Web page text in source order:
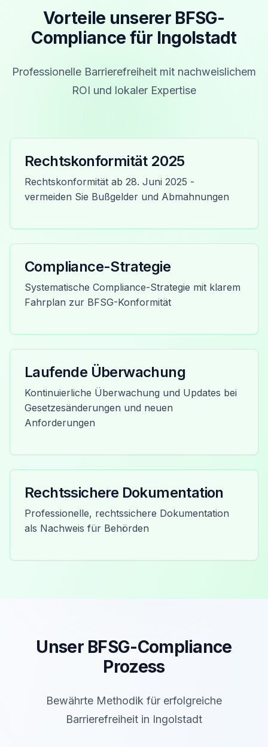
Vorteile unserer BFSG-
Compliance für Ingolstadt
Professionelle Barrierefreiheit mit nachweislichem
ROI und lokaler Expertise
Rechtskonformität 2025
Rechtskonformität ab 28. Juni 2025 -
vermeiden Sie Bußgelder und Abmahnungen
Compliance-Strategie
Systematische Compliance-Strategie mit klarem
Fahrplan zur BFSG-Konformität
Laufende Überwachung
Kontinuierliche Überwachung und Updates bei
Gesetzesänderungen und neuen
Anforderungen
Rechtssichere Dokumentation
Professionelle, rechtssichere Dokumentation
als Nachweis für Behörden
Unser BFSG-Compliance
Prozess
Bewährte Methodik für erfolgreiche
Barrierefreiheit in Ingolstadt